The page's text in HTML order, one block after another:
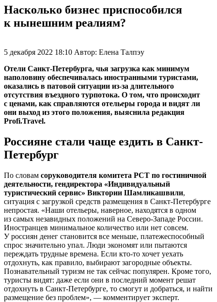
Насколько бизнес приспособился
к нынешним реалиям?
5 декабря 2022 18:10 Автор: Елена Талпэу
Отели Санкт-Петербурга, чья загрузка как минимум
наполовину обеспечивалась иностранными туристами,
оказались в патовой ситуации из-за длительного
отсутствия въездного турпотока. О том, что происходит
с ценами, как справляются отельеры города и видят ли
они выход из этого положения, выяснила редакция
Profi.Travel.
Россияне стали чаще ездить в Санкт-
Петербург
По словам соруководителя комитета РСТ по гостиничной
деятельности, гендиректора «Индивидуальный
туристический сервис» Виктории Шамликашвили,
ситуация с загрузкой средств размещения в Санкт-Петербурге
непростая. «Наши отельеры, наверное, находятся в одном
из самых незавидных положений на Северо-Западе России.
Иностранцев минимальное количество или нет совсем.
У россиян денег становится все меньше, платежеспособный
спрос значительно упал. Люди экономят или пытаются
переждать трудные времена. Если кто-то хочет уехать
отдохнуть, как правило, выбирают загородные объекты.
Познавательный туризм не так сейчас популярен. Кроме того,
туристы видят: даже если они в последний момент решат
отдохнуть в Санкт-Петербурге, то смогут и добраться, и найти
размещение без проблем», — комментирует эксперт.